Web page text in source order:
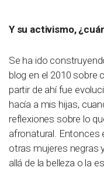
Y su activismo,
Se ha ido
blog en el 2010 sobre
partir de ahí fue
hacía a mis hijas,
reflexiones sobre lo
afronatural. Entonces
otras mujeres negras
allá de la belleza o la